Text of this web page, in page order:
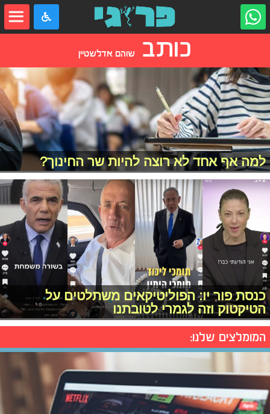
כותב שוהם אדלשטיין
למה אף אחד לא רוצה להיות שר החינוך?
כנסת פור יו: הפוליטיקאים משתלטים על
הטיקטוק וזה לגמרי לטובתנו
המומלצים שלנו: